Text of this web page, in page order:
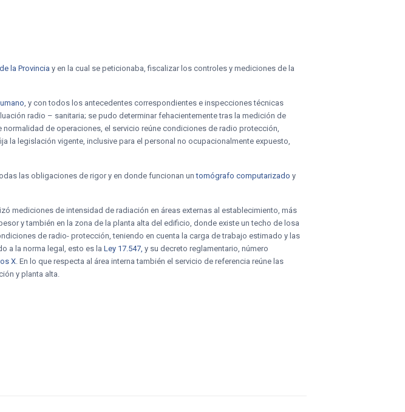
la Provincia y en la cual se peticionaba, fiscalizar los controles y mediciones de la
, y con todos los antecedentes correspondientes e inspecciones técnicas
radio – sanitaria; se pudo determinar fehacientemente tras la medición de
de operaciones, el servicio reúne condiciones de radio protección,
la legislación vigente, inclusive para el personal no ocupacionalmente expuesto,
las obligaciones de rigor y en donde funcionan untomógrafo computarizado y
mediciones de intensidad de radiación en áreas externas al establecimiento, más
y también en la zona de la planta alta del edificio, donde existe un techo de losa
de radio- protección, teniendo en cuenta la carga de trabajo estimado y las
a la norma legal, esto es laLey 17.547, y su decreto reglamentario, número
X. En lo que respecta al área interna también el servicio de referencia reúne las
y planta alta.